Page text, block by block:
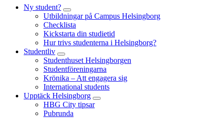
Ny student?
Utbildningar på Campus Helsingborg
Checklista
Kickstarta din studietid
Hur trivs studenterna i Helsingborg?
Studentliv
Studenthuset Helsingborgen
Studentföreningarna
Krönika – Att engagera sig
International students
Upptäck Helsingborg
HBG City tipsar
Pubrunda